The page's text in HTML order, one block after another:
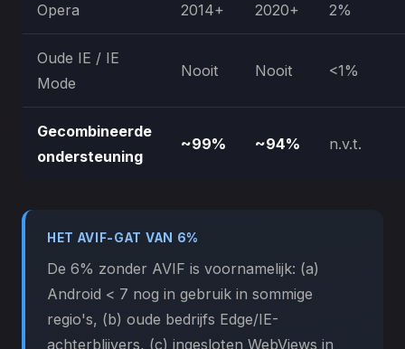
Opera 2014+ 2020+ 2%
Oude IE / IE
Mode
Nooit Nooit <1%
Gecombineerde
ondersteuning
~99% ~94% n.v.t.
HET AVIF-GAT VAN 6%
De 6% zonder AVIF is voornamelijk: (a)
Android < 7 nog in gebruik in sommige
regio's, (b) oude bedrijfs Edge/IE-
achterblijvers, (c) ingesloten WebViews in